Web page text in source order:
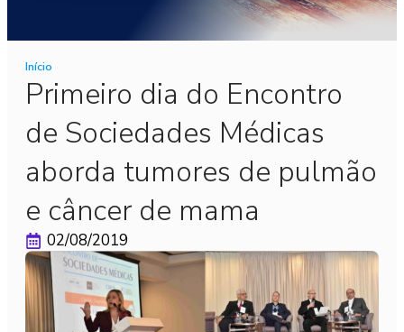
Início
Primeiro dia do Encontro
de Sociedades Médicas
aborda tumores de pulmão
e câncer de mama
02/08/2019